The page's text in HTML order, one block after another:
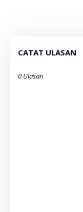
CATAT ULASAN
0 Ulasan